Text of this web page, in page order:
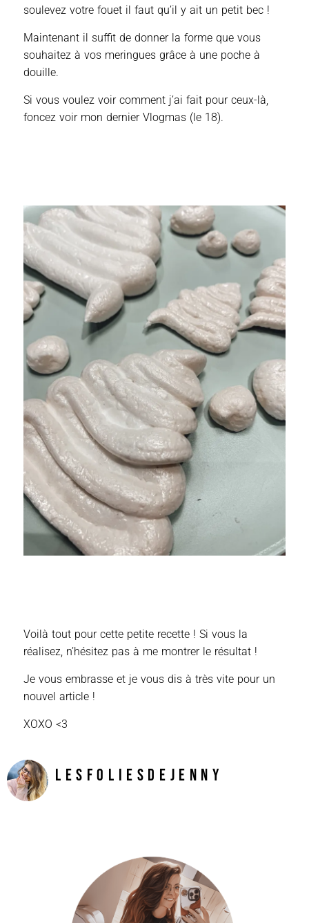
soulevez votre fouet il faut qu’il y ait un petit bec !
Maintenant il suffit de donner la forme que vous
souhaitez à vos meringues grâce à une poche à
douille.
Si vous voulez voir comment j’ai fait pour ceux-là,
foncez voir mon dernier Vlogmas (le 18).
Voilà tout pour cette petite recette ! Si vous la
réalisez, n’hésitez pas à me montrer le résultat !
Je vous embrasse et je vous dis à très vite pour un
nouvel article !
XOXO <3
LesFoliesDeJenny